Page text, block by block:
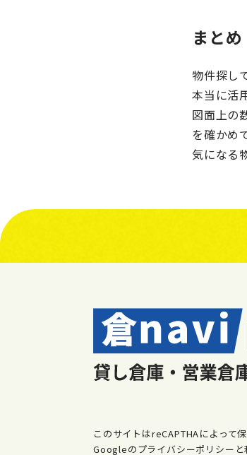
まと
物件探し
本当に活
図面上の
を確かめ
気になる
このサイトはreCAPTHAによって保
Googleのプライバシーポリシーと